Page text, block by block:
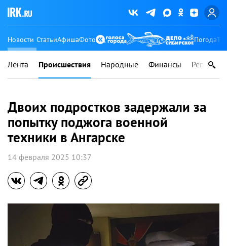
Новости СтатьиАфишаФото Погода
Лента Происшествия Народные Финансы Регионы
Двоих подростков задержали за
попытку поджога военной
техники в Ангарске
14 февраля 2025 10:37